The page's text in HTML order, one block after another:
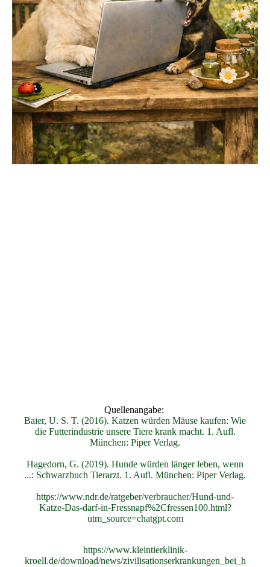
Quellenangabe:
Baier, U. S. T. (2016). Katzen würden Mäuse kaufen: Wie
die Futterindustrie unsere Tiere krank macht. 1. Aufl.
München: Piper Verlag.
Hagedorn, G. (2019). Hunde würden länger leben, wenn
...: Schwarzbuch Tierarzt. 1. Aufl. München: Piper Verlag.
https://www.ndr.de/ratgeber/verbraucher/Hund-und-
Katze-Das-darf-in-Fressnapf%2Cfressen100.html?
utm_source=chatgpt.com
https://www.kleintierklinik-
kroell.de/download/news/zivilisationserkrankungen_bei_h